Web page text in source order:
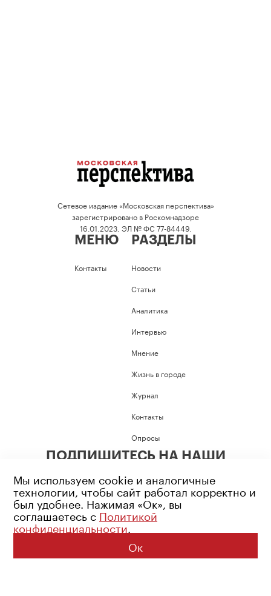
Сетевое издание «Московская перспектива»
зарегистрировано в Роскомнадзоре
16.01.2023, ЭЛ № ФС 77-84449.
МЕНЮ
Контакты
РАЗДЕЛЫ
Новости
Статьи
Аналитика
Интервью
Мнение
Жизнь в городе
Журнал
Контакты
Опросы
ПОДПИШИТЕСЬ НА НАШИ
Возрастное ограничение: 16+
Политика конфиденциальности
© 2026 Все права защищены
Мы используем cookie и аналогичные
технологии, чтобы сайт работал корректно и
был удобнее. Нажимая «Ок», вы
соглашаетесь с Политикой
конфиденциальности.
Ок